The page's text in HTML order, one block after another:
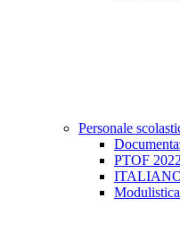
Personale
PTOF